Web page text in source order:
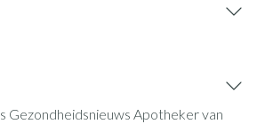
Gezondheidsnieuws Apotheker van